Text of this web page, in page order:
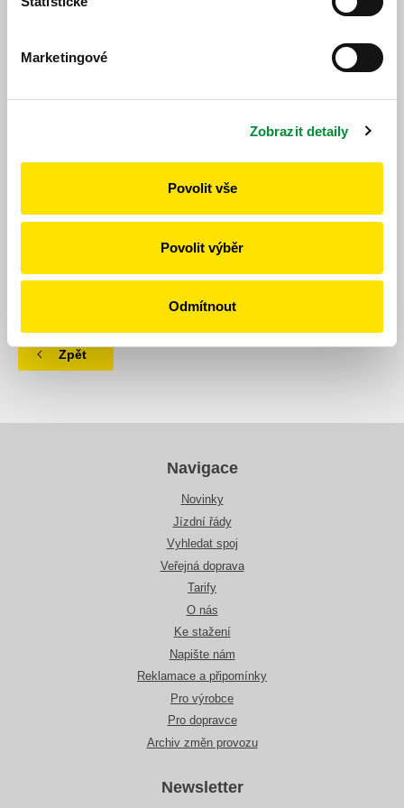
Marketingové
Zobrazit detaily
Povolit vše
Povolit výběr
Odmítnout
https://www.idpk.cz/jizdni-rady-a-spoje/zmeny-provozu/?
change=10895&line=626
Publikováno dne: 27. 5. 2026
Zpět
Navigace
Novinky
Jízdní řády
Vyhledat spoj
Veřejná doprava
Tarify
O nás
Ke stažení
Napište nám
Reklamace a připomínky
Pro výrobce
Pro dopravce
Archiv změn provozu
Newsletter